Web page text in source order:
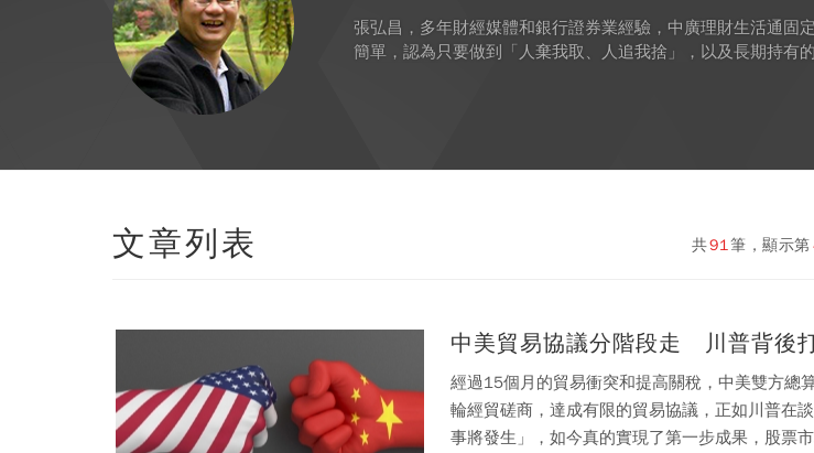
張弘昌，多年財經媒體和銀行證券業經驗，中廣理財生活通固
簡單，認為只要做到「人棄我取、人追我捨」，以及長期持有
文章列表 共91筆，顯示第
中美貿易協議分階段走 川普背後
經過15個月的貿易衝突和提高關稅，中美雙方總
輪經貿磋商，達成有限的貿易協議，正如川普在
事將發生」，如今真的實現了第一步成果，股票